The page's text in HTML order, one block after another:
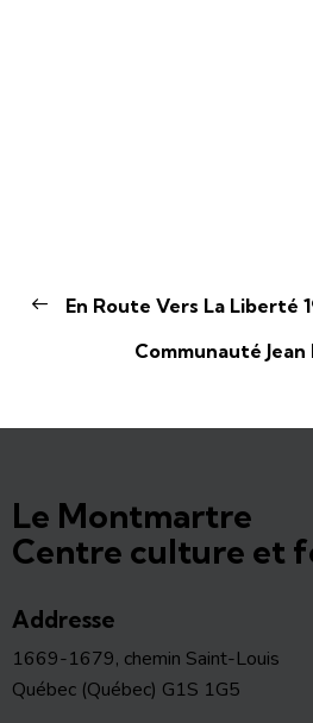
En Route Vers La Liberté
Communauté Jean
Le Montmartre
Centre culture et
Addresse
1669-1679, chemin Saint-Louis
Québec (Québec) G1S 1G5